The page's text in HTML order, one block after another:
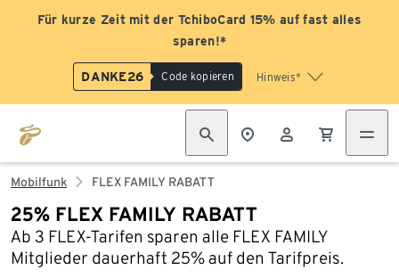
Für kurze Zeit mit der TchiboCard 15% auf fast alles
sparen!*
DANKE26 Code kopieren Hinweis*
Mobilfunk FLEX FAMILY RABATT
25% FLEX FAMILY RABATT
Ab 3 FLEX-Tarifen sparen alle FLEX FAMILY
Mitglieder dauerhaft 25% auf den Tarifpreis.